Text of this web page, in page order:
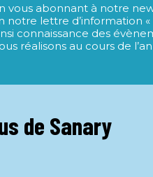
vous abonnant à notre
notre lettre d’information
connaissance des
réalisons au cours de
de Sanary